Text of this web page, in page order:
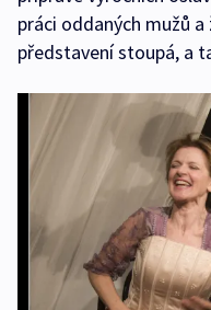
práci oddaných mužů
představení stoupá, a